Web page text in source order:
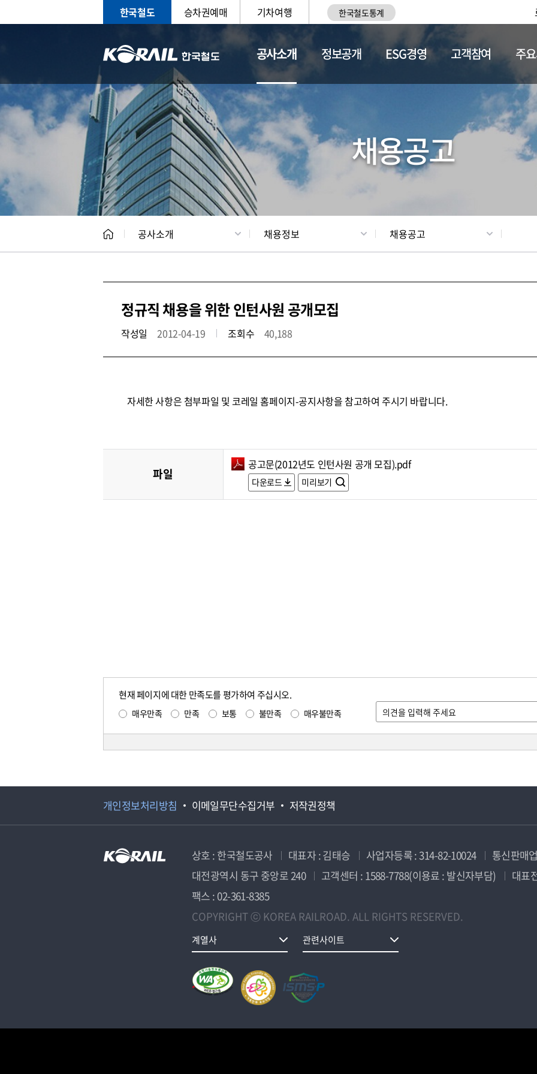
한국철도 승차권예매 기차여행 한국철도통계
공사소개
CEO 일반현황 채용정보
정보공개 ESG경영 고객참여 주
채용공고
공사소개 채용정보 채용공고
정규직 채용을 위한 인턴사원 공개모집
작성일 2012-04-19 조회수 40,188
자세한 사항은 첨부파일 및 코레일 홈페이지-공지사항을 참고하여 주시기 바랍니다.
파일
공고문(2012년도 인턴사원 공개 모집).pdf
다운로드 미리보기
현재 페이지에 대한 만족도를 평가하여 주십시오.
매우만족 만족 보통 불만족 매우불만족
개인정보처리방침 이메일무단수집거부 저작권정책
상호 : 한국철도공사 대표자 : 김태승 사업자등록 : 314-82-10024
통신판매
대전광역시 동구 중앙로 240
고객센터 : 1588-7788(이용료 : 발신자부담)
대표
팩스 : 02-361-8385
COPYRIGHT ⓒ KOREA RAILROAD. ALL RIGHTS RESERVED.
계열사 관련사이트